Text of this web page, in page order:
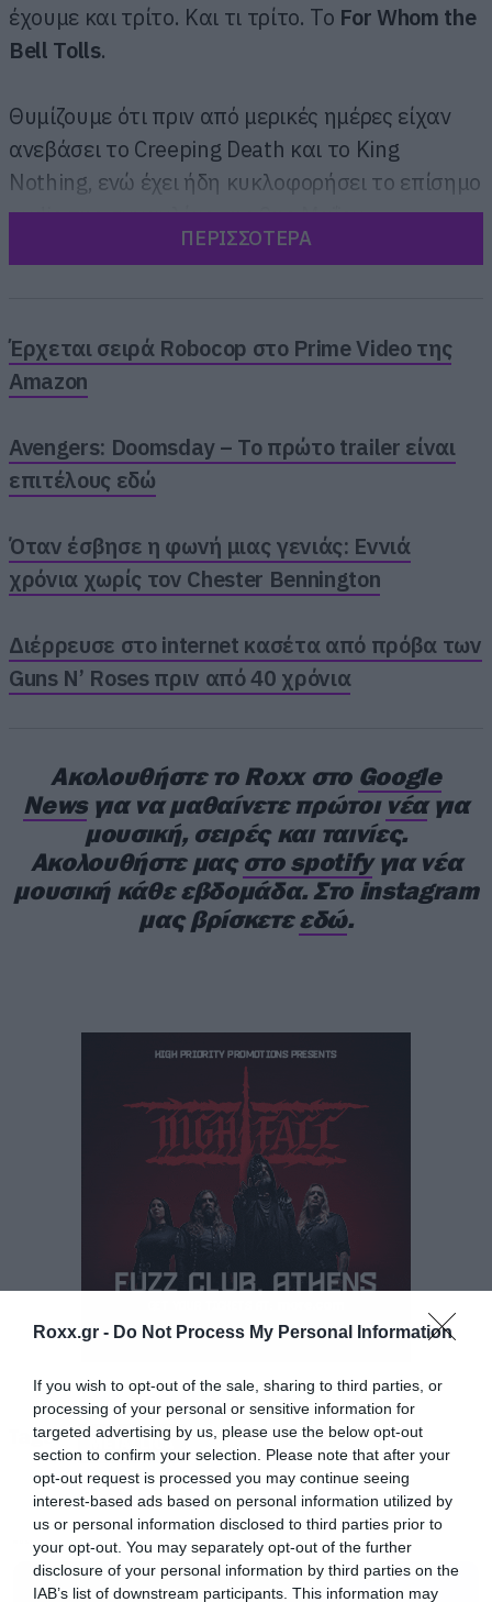
Roxx.gr - Do Not Process My Personal Information
If you wish to opt-out of the sale, sharing to third parties, or
processing of your personal or sensitive information for
targeted advertising by us, please use the below opt-out
section to confirm your selection. Please note that after your
opt-out request is processed you may continue seeing
interest-based ads based on personal information utilized by
us or personal information disclosed to third parties prior to
your opt-out. You may separately opt-out of the further
disclosure of your personal information by third parties on the
IAB’s list of downstream participants. This information may
έχουμε και τρίτο. Και τι τρίτο. Το For Whom the
Bell Tolls.
Θυμίζουμε ότι πριν από μερικές ημέρες είχαν
ανεβάσει το Creeping Death και το King
Nothing, ενώ έχει ήδη κυκλοφορήσει το επίσημο
audio της συναυλίας της 9ης Μαΐου.
ΠΕΡΙΣΣΟΤΕΡΑ
Έρχεται σειρά Robocop στο Prime Video της
Amazon
Avengers: Doomsday – Το πρώτο trailer είναι
επιτέλους εδώ
Όταν έσβησε η φωνή μιας γενιάς: Εννιά
χρόνια χωρίς τον Chester Bennington
Διέρρευσε στο internet κασέτα από πρόβα των
Guns N’ Roses πριν από 40 χρόνια
Ακολουθήστε το Roxx στο Google
Newsγια να μαθαίνετε πρώτοι νέαγια
μουσική, σειρές και ταινίες.
Ακολουθήστε μαςστο spotifyγια νέα
μουσική κάθε εβδομάδα. Στο instagram
μας βρίσκετεεδώ.
Tags: METALLICA